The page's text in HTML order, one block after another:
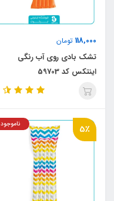
118,000 تومان
تشک بادی روی آب رنگی
اینتکس کد 59703
5٪ ناموجود